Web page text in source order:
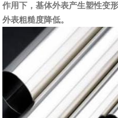
作用下，基体外表产生塑性变
外表粗糙度降低。